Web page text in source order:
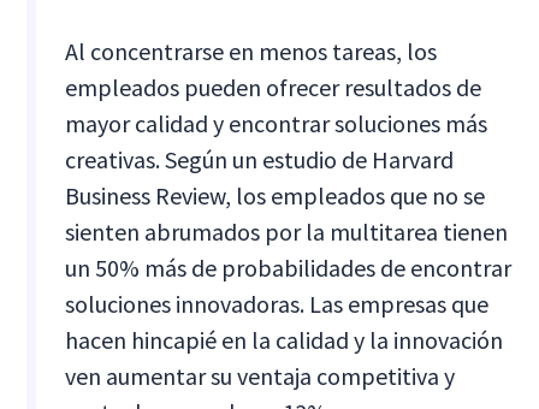
Al concentrarse en menos tareas, los
empleados pueden ofrecer resultados de
mayor calidad y encontrar soluciones más
creativas. Según un estudio de Harvard
Business Review, los empleados que no se
sienten abrumados por la multitarea tienen
un 50% más de probabilidades de encontrar
soluciones innovadoras. Las empresas que
hacen hincapié en la calidad y la innovación
ven aumentar su ventaja competitiva y